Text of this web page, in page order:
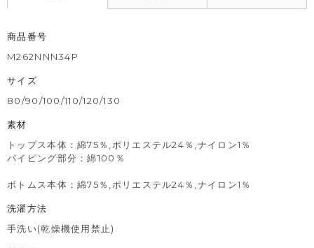
商品番号
M262NNN34P
サイズ
80/90/100/110/120/130
素材
トップス本体：綿75％,ポリエステル24％,ナイロン1％
パイピング部分：綿100％
ボトムス本体：綿75％,ポリエステル24％,ナイロン1％
洗濯方法
手洗い(乾燥機使用禁止)